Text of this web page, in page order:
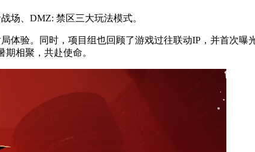
场、DMZ: 禁区三大玩法模式。
体验。同时，项目组也回顾了游戏过往联动IP，并首次曝
相聚，共赴使命。